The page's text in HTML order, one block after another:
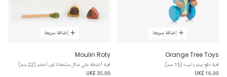
إضافة سريعة
Orange Tree Toys
لعبة دفع بيتر رابيت (15 سم)
UK£ 16.00
إضافة سريعة
Moulin Roty
لعبة أنشطة علي شكل سلحفاة لون أخضر (22 سم)
UK£ 35.00